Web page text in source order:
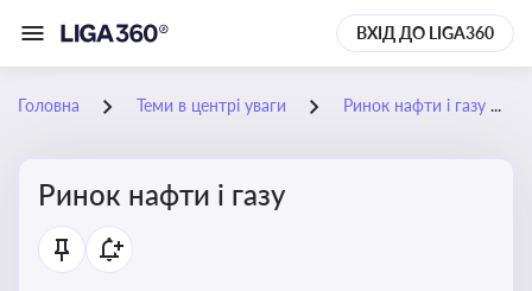
ВХІД ДО LIGA360
Головна Теми в центрі уваги Ринок нафти і газу
Ринок нафти і газу